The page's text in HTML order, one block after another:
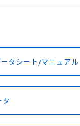
ログイン/会員登録
ご利用いただく前
件
項・凡例
項・凡例
DNV型式承認
（ノルウェー
BV
（フ
No No
タシート/マニュアル